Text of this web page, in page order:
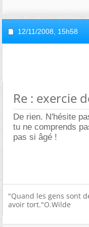
12/11/2008, 15h58
Re : exercie
De rien. N'hésite
tu ne comprends
pas si âgé !
"Quand les gens sont
avoir tort."O.Wilde